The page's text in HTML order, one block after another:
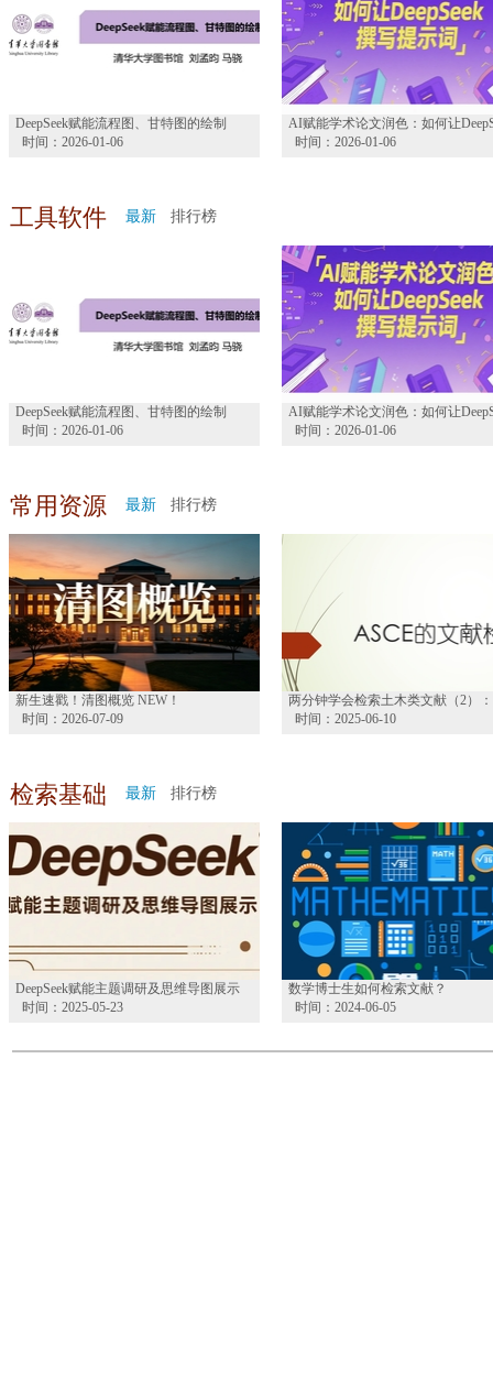
DeepSeek赋能流程图、甘特图的绘制
时间：2026-01-06
时间：2026-01-06
工具软件 最新 排行榜
DeepSeek赋能流程图、甘特图的绘制
时间：2026-01-06
时间：2026-01-06
常用资源 最新 排行榜
新生速戳！清图概览 NEW！
时间：2026-07-09
时间：2025-06-10
检索基础 最新 排行榜
DeepSeek赋能主题调研及思维导图展示
时间：2025-05-23
数学博士生如何检索文献？
时间：2024-06-05